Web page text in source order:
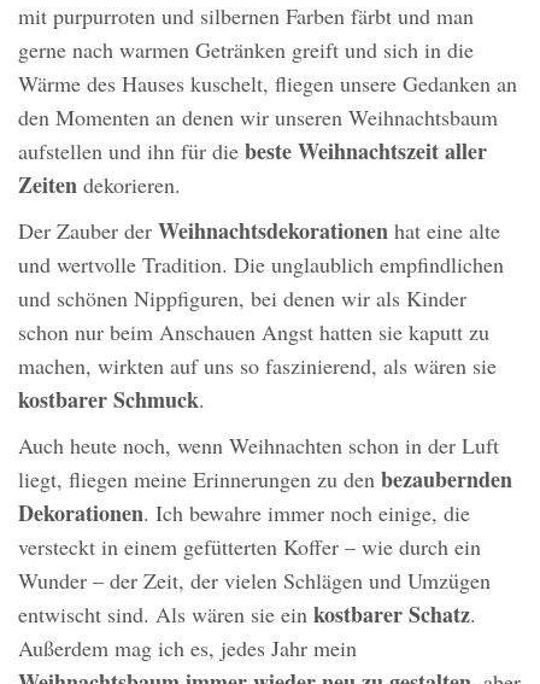
mit purpurroten und silbernen Farben färbt und man
gerne nach warmen Getränken greift und sich in die
Wärme des Hauses kuschelt, fliegen unsere Gedanken an
den Momenten an denen wir unseren Weihnachtsbaum
aufstellen und ihn für die beste Weihnachtszeitaller
Zeiten dekorieren.
Der Zauber der Weihnachtsdekorationen hat eine alte
und wertvolle Tradition. Die unglaublich empfindlichen
und schönen Nippfiguren, bei denen wir als Kinder
schon nur beim Anschauen Angst hatten sie kaputt zu
machen, wirkten auf uns so faszinierend, als wären sie
kostbarerSchmuck.
Auch heute noch, wenn Weihnachten schon in der Luft
liegt, fliegen meine Erinnerungen zu den bezaubernden
Dekorationen. Ich bewahre immer noch einige, die
versteckt in einem gefütterten Koffer – wie durch ein
Wunder – der Zeit, der vielen Schlägen und Umzügen
entwischt sind. Als wären sie ein kostbarer Schatz.
Außerdem mag ich es, jedes Jahr mein